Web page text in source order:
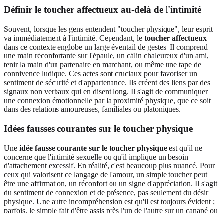
Définir le toucher affectueux au-delà de l'intimité
Souvent, lorsque les gens entendent "toucher physique", leur esprit
va immédiatement à l'intimité. Cependant, le toucher affectueux
dans ce contexte englobe un large éventail de gestes. Il comprend
une main réconfortante sur l'épaule, un câlin chaleureux d'un ami,
tenir la main d'un partenaire en marchant, ou même une tape de
connivence ludique. Ces actes sont cruciaux pour favoriser un
sentiment de sécurité et d'appartenance. Ils créent des liens par des
signaux non verbaux qui en disent long. Il s'agit de communiquer
une connexion émotionnelle par la proximité physique, que ce soit
dans des relations amoureuses, familiales ou platoniques.
Idées fausses courantes sur le toucher physique
Une idée fausse courante sur le toucher physique est qu'il ne
concerne que l'intimité sexuelle ou qu'il implique un besoin
d'attachement excessif. En réalité, c'est beaucoup plus nuancé. Pour
ceux qui valorisent ce langage de l'amour, un simple toucher peut
être une affirmation, un réconfort ou un signe d'appréciation. Il s'agit
du sentiment de connexion et de présence, pas seulement du désir
physique. Une autre incompréhension est qu'il est toujours évident ;
parfois, le simple fait d'être assis près l'un de l'autre sur un canapé ou